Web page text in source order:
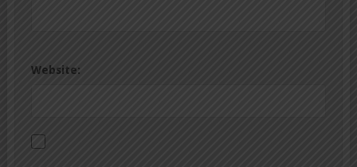
Website: